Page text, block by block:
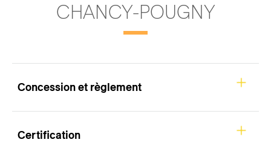
CHANCY-POUGNY
Concession et règlement
Certification